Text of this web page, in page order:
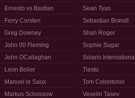
Ernesto vs Bastian
Ferry Corsten
Greg Downey
John 00 Fleming
John OCallaghan
Leon Bolier
Manuel le Saux
Markus Schossow
Sean Tyas
Sebastian Brandt
Shah Roger
Sophie Sugar
Solaris International
Tiesto
Tom Colontonio
Veselin Tasev